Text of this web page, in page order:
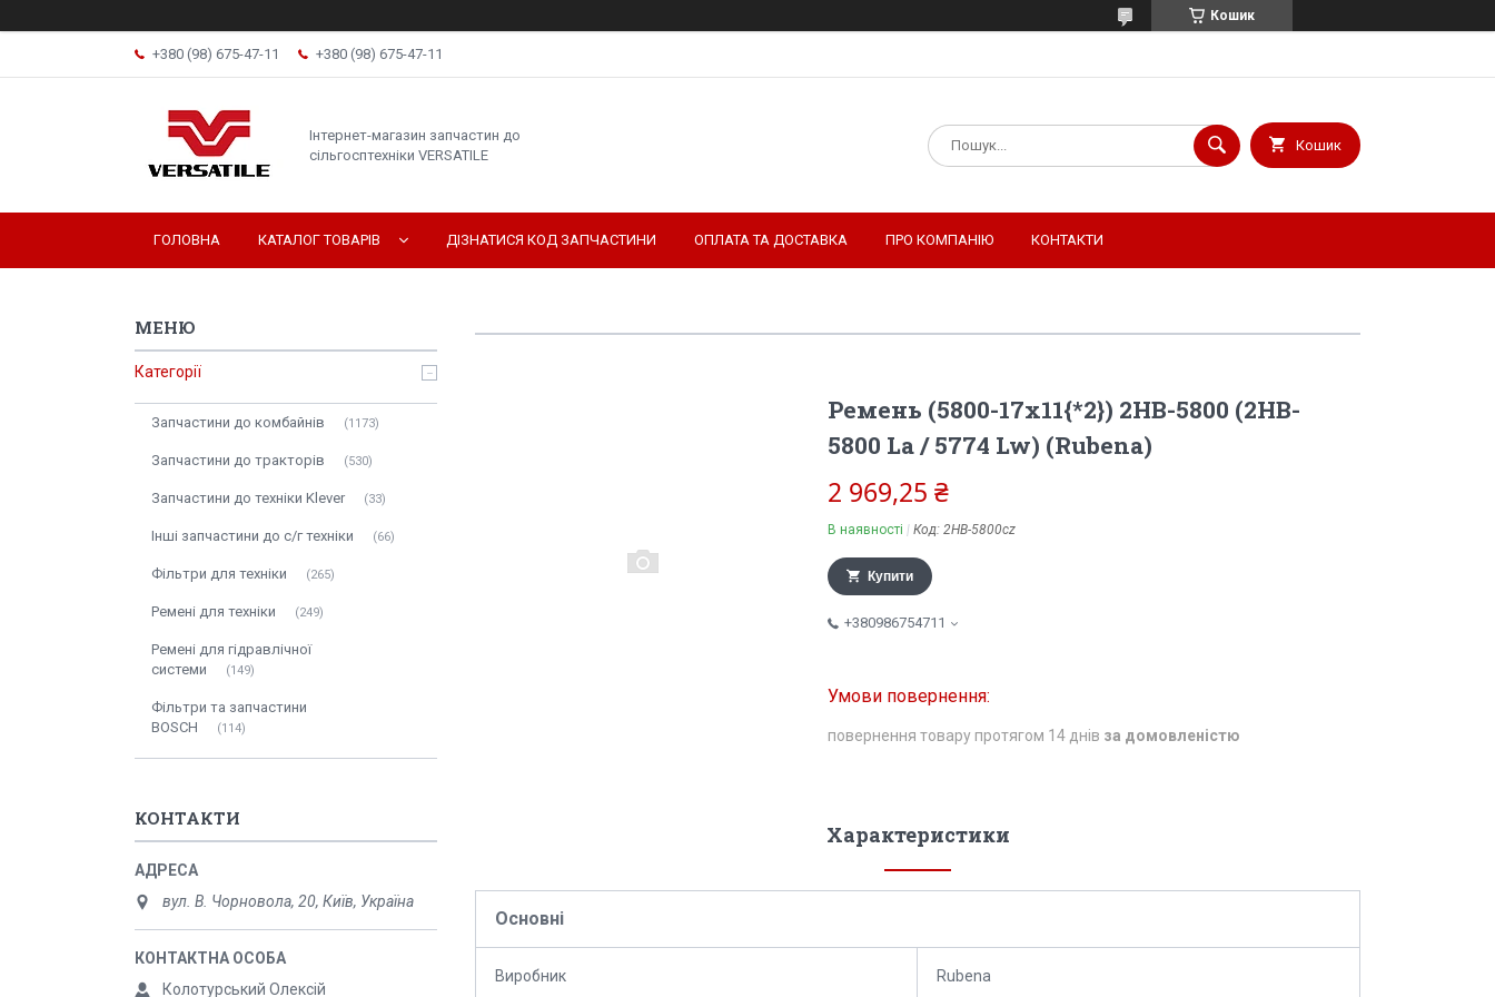
Кошик
+380 (98) 675-47-11 +380 (98) 675-47-11
Інтернет-магазин запчастин до
сільгосптехніки VERSATILE
Кошик
ГОЛОВНА КАТАЛОГ ТОВАРІВ ДІЗНАТИСЯ КОД ЗАПЧАСТИНИ ОПЛАТА ТА ДОСТАВКА ПРО КОМПАНІЮ КОНТАКТИ
Ремень (5800-17х11{*2}) 2HB-5800 (2HB-
5800 La / 5774 Lw) (Rubena)
2 969,25 ₴
В наявності Код: 2НВ-5800cz
Купити
+380986754711
повернення товару протягом 14 днів за домовленістю
Характеристики
Основні
Виробник Rubena
Категорії
Запчастини до комбайнів 1173
Запчастини до тракторів 530
Запчастини до техніки Klever 33
Інші запчастини до с/г техніки 66
Фільтри для техніки 265
Ремені для техніки 249
Ремені для гідравлічної
системи
149
Фільтри та запчастини
BOSCH
114
КОНТАКТИ
вул. В. Чорновола, 20, Київ, Україна
Колотурський Олексій